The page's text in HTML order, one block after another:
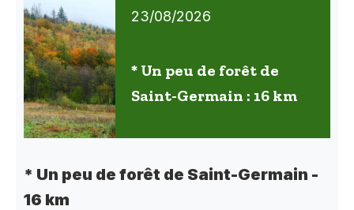
23/08/2026
* Un peu de forêt de
Saint-Germain : 16 km
* Un peu de forêt de Saint-Germain -
16 km